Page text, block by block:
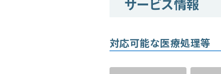
サービス情報
対応可能な医療処理等